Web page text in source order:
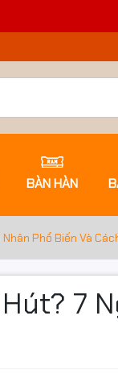
BÀN HÀN
Phổ Biến Và
7